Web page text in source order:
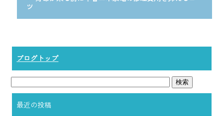
ツ
ブログトップ
最近の投稿